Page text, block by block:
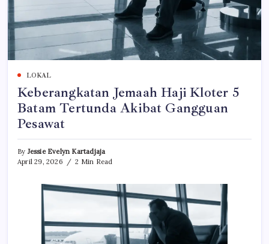
LOKAL
Keberangkatan Jemaah Haji Kloter 5
Batam Tertunda Akibat Gangguan
Pesawat
By Jessie Evelyn Kartadjaja
April 29, 2026
2 Min Read